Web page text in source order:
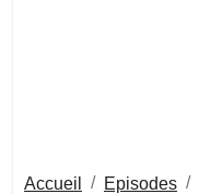
Accueil Episodes